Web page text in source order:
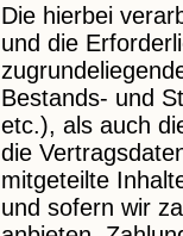
Die hierbei
und die
Bestands- und
etc.), als auch
die
mitgeteilte
und sofern wir